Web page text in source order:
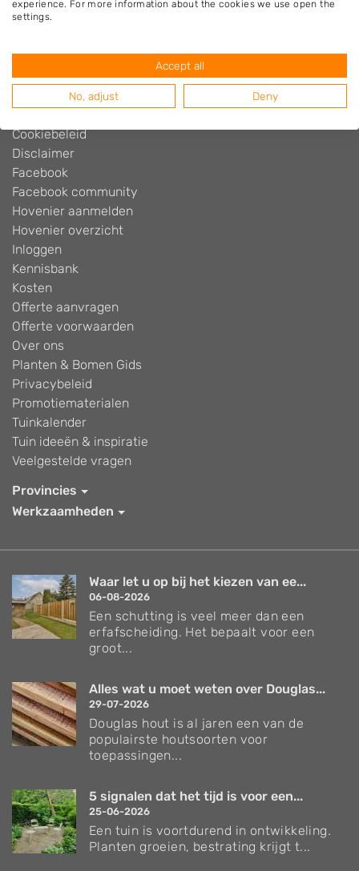
Hovenier.nl
Algemene voorwaarden
Beoordelingen widget
Cookiebeleid
Disclaimer
Facebook
Facebook community
Hovenier aanmelden
Hovenier overzicht
Inloggen
Kennisbank
Kosten
Offerte aanvragen
Offerte voorwaarden
Over ons
Planten & Bomen Gids
Privacybeleid
Promotiematerialen
Tuinkalender
Tuin ideeën & inspiratie
Veelgestelde vragen
Provincies
Werkzaamheden
Waar let u op bij het kiezen van ee...
06-08-2026
Een schutting is veel meer dan een
erfafscheiding. Het bepaalt voor een
groot...
Alles wat u moet weten over Douglas...
29-07-2026
Douglas hout is al jaren een van de
populairste houtsoorten voor
toepassingen...
5 signalen dat het tijd is voor een...
25-06-2026
Een tuin is voortdurend in ontwikkeling.
Planten groeien, bestrating krijgt t...
experience. For more information about the cookies we use open the
settings.
Accept all
No, adjust Deny